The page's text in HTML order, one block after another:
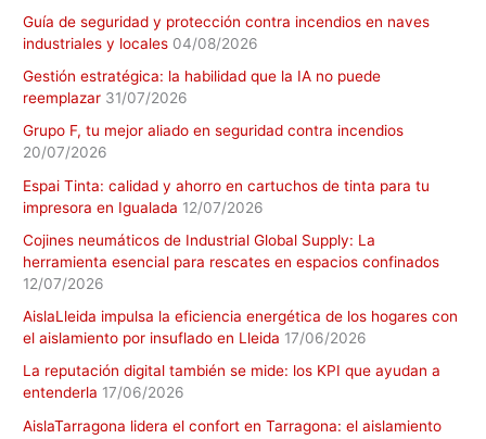
Guía de seguridad y protección contra incendios en naves
industriales y locales 04/08/2026
Gestión estratégica: la habilidad que la IA no puede
reemplazar 31/07/2026
Grupo F, tu mejor aliado en seguridad contra incendios
20/07/2026
Espai Tinta: calidad y ahorro en cartuchos de tinta para tu
impresora en Igualada 12/07/2026
Cojines neumáticos de Industrial Global Supply: La
herramienta esencial para rescates en espacios confinados
12/07/2026
AislaLleida impulsa la eficiencia energética de los hogares con
el aislamiento por insuflado en Lleida 17/06/2026
La reputación digital también se mide: los KPI que ayudan a
entenderla 17/06/2026
AislaTarragona lidera el confort en Tarragona: el aislamiento